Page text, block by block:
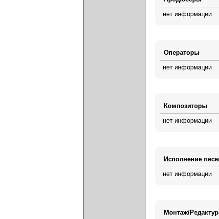
нет информации
Операторы
нет информации
Композиторы
нет информации
Исполнение
нет информации
Монтаж/